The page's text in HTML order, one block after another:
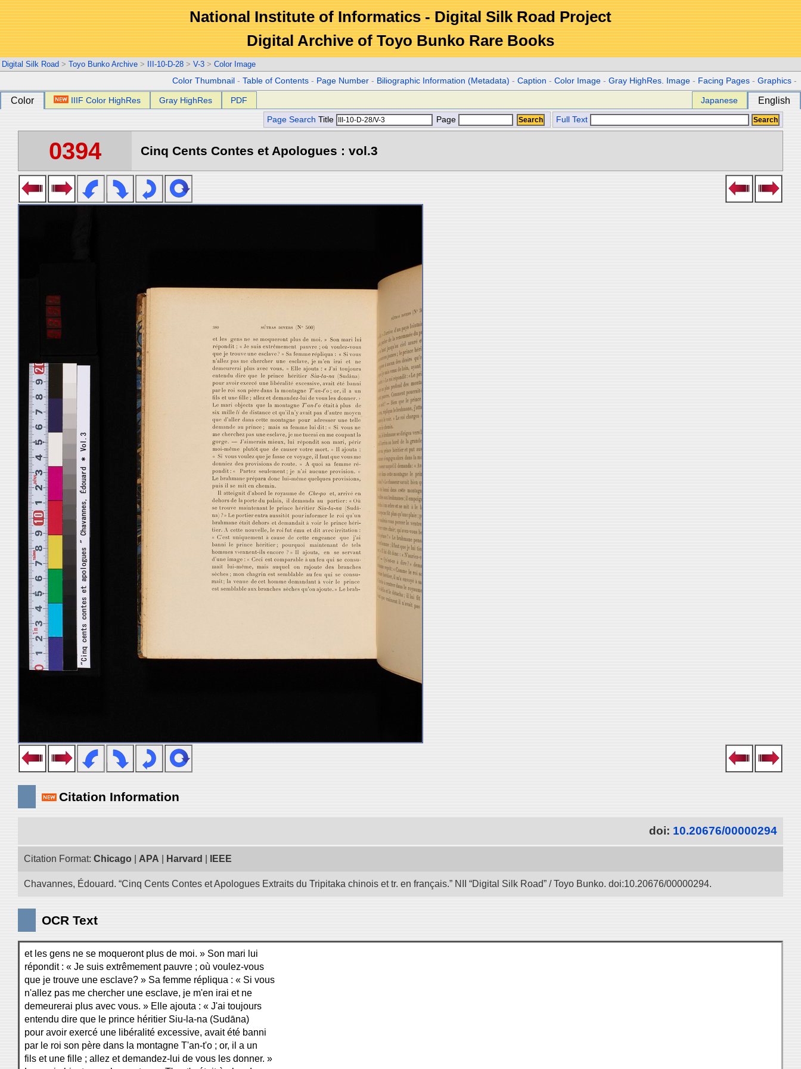
National Institute of Informatics - Digital Silk Road Project
Digital Archive of Toyo Bunko Rare Books
Digital Silk Road > Toyo Bunko Archive > III-10-D-28 > V-3 > Color Image
Color Thumbnail -Table of Contents - Page Number - Biliographic Information (Metadata) -Caption -Color Image -Gray HighRes. Image - Facing Pages -Graphics -
Color IIIF Color HighRes Gray HighRes PDF Japanese English
Page Search Title Page Full Text
0394 Cinq Cents Contes et Apologues : vol.3
Citation Information
doi: 10.20676/00000294
Citation Format: Chicago APA Harvard IEEE
Chavannes, Édouard. “Cinq Cents Contes et Apologues Extraits du Tripitaka chinois et tr. en français.” NII “Digital Silk Road” / Toyo Bunko. doi:10.20676/00000294.
OCR Text
et les gens ne se moqueront plus de moi. » Son mari lui
répondit : « Je suis extrêmement pauvre ; où voulez-vous
que je trouve une esclave? » Sa femme répliqua : « Si vous
n'allez pas me chercher une esclave, je m'en irai et ne
demeurerai plus avec vous. » Elle ajouta : « J'ai toujours
entendu dire que le prince héritier Siu-la-na (Sudāna)
pour avoir exercé une libéralité excessive, avait été banni
par le roi son père dans la montagne T'an-t'o ; or, il a un
fils et une fille ; allez et demandez-lui de vous les donner. »